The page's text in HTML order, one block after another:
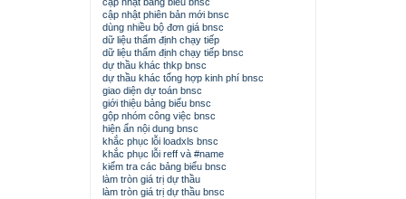
cập nhật phiên bản mới bnsc
dùng nhiều bộ đơn giá bnsc
dữ liệu thẩm định chạy tiếp
dữ liệu thẩm định chạy tiếp bnsc
dự thầu khác thkp bnsc
dự thầu khác tổng hợp kinh phí bnsc
giao diện dự toán bnsc
giới thiệu bảng biểu bnsc
gộp nhóm công việc bnsc
hiện ẩn nội dung bnsc
khắc phục lỗi loadxls bnsc
khắc phục lỗi reff và #name
kiểm tra các bảng biểu bnsc
làm tròn giá trị dự thầu
làm tròn giá trị dự thầu bnsc